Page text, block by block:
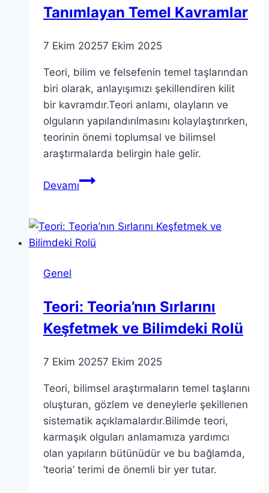
Tanımlayan Temel Kavramlar
7 Ekim 20257 Ekim 2025
Teori, bilim ve felsefenin temel taşlarından
biri olarak, anlayışımızı şekillendiren kilit
bir kavramdır.Teori anlamı, olayların ve
olguların yapılandırılmasını kolaylaştırırken,
teorinin önemi toplumsal ve bilimsel
araştırmalarda belirgin hale gelir.
DevamıTeori:
Temel
Kavramlar
Genel
Teori: Teoria’nın Sırlarını
Keşfetmek ve Bilimdeki Rolü
7 Ekim 20257 Ekim 2025
Teori, bilimsel araştırmaların temel taşlarını
oluşturan, gözlem ve deneylerle şekillenen
sistematik açıklamalardır.Bilimde teori,
karmaşık olguları anlamamıza yardımcı
olan yapıların bütünüdür ve bu bağlamda,
‘teoria’ terimi de önemli bir yer tutar.